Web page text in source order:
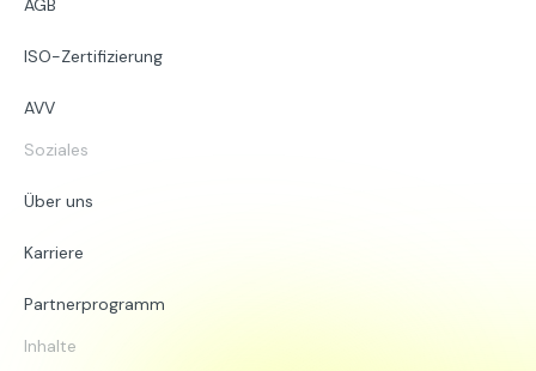
Inhalte
Soziales
Über uns
Karriere
Partnerprogramm
AGB
ISO-Zertifizierung
AVV